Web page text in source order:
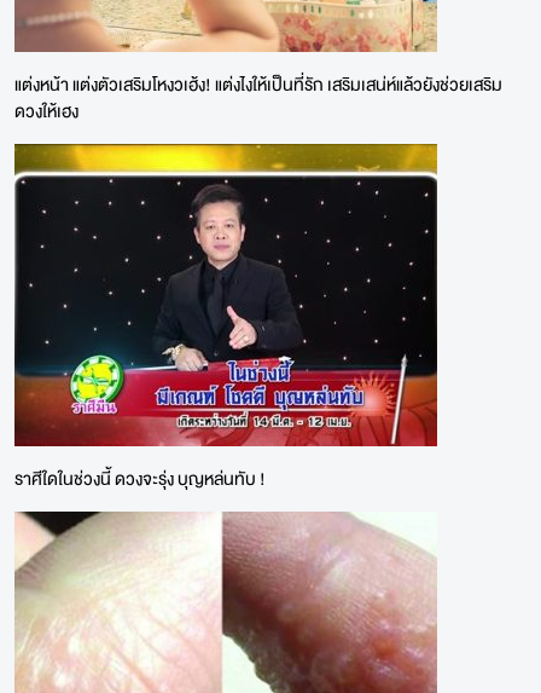
แต่งหน้า แต่งตัวเสริมโหงวเฮ้ง! แต่งไงให้เป็นที่รัก เสริมเสน่ห์แล้วยังช่วยเสริม
ดวงให้เฮง
ราศีใดในช่วงนี้ ดวงจะรุ่ง บุญหล่นทับ !